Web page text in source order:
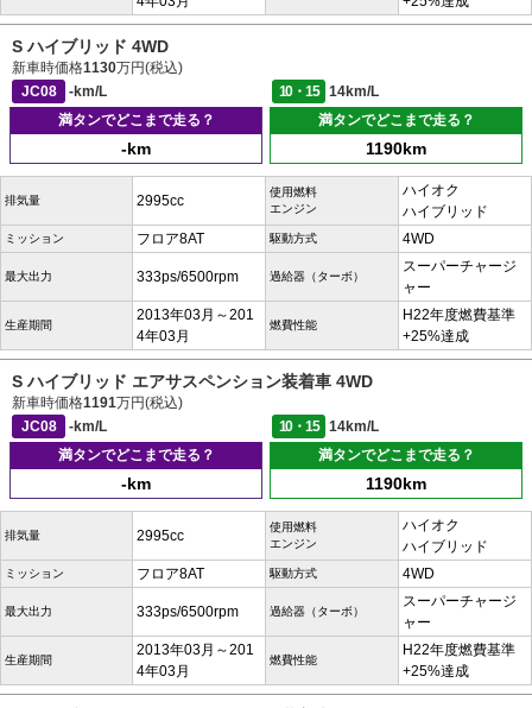
S ハイブリッド 4WD
新車時価格1130万円(税込)
JC08
-km/L 10・15
14km/L
満タンでどこまで走る？
-km
満タンでどこまで走る？
1190km
排気量 2995cc
使用燃料
エンジン
ハイオク
ハイブリッド
ミッション フロア8AT 駆動方式 4WD
最大出力 333ps/6500rpm 過給器（ターボ）
スーパーチャージ
ャー
生産期間
2013年03月～201
4年03月
燃費性能
H22年度燃費基準
+25%達成
S ハイブリッド エアサスペンション装着車 4WD
新車時価格1191万円(税込)
JC08
-km/L 10・15
14km/L
満タンでどこまで走る？
-km
満タンでどこまで走る？
1190km
排気量 2995cc
使用燃料
エンジン
ハイオク
ハイブリッド
ミッション フロア8AT 駆動方式 4WD
最大出力 333ps/6500rpm 過給器（ターボ）
スーパーチャージ
ャー
生産期間
2013年03月～201
4年03月
燃費性能
H22年度燃費基準
+25%達成